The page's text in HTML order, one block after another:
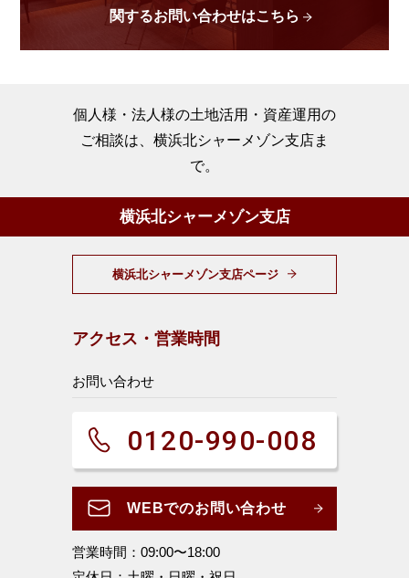
関するお問い合わせはこちら
個人様・法人様の土地活用・資産運用の
ご相談は、横浜北シャーメゾン支店ま
で。
横浜北シャーメゾン支店
横浜北シャーメゾン支店ページ
アクセス・営業時間
お問い合わせ
0120-990-008
WEBでのお問い合わせ
営業時間：09:00〜18:00